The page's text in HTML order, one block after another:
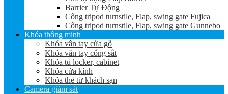
Barrier Tự Động
Cổng tripod turnstile, Flap, swing gate Fujica
Cổng tripod turnstile, Flap, swing gate Gunnebo
Khóa thông minh
Khóa vân tay cửa gỗ
Khóa vân tay cổng sắt
Khóa tủ locker, cabinet
Khóa cửa kính
Khóa thẻ từ khách sạn
Camera giám sát